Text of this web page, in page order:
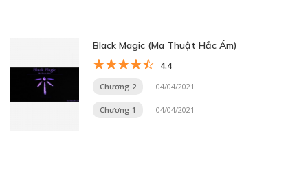
Black Magic (Ma Thuật Hắc Ám)
4.4
Chương 2 04/04/2021
Chương 1 04/04/2021